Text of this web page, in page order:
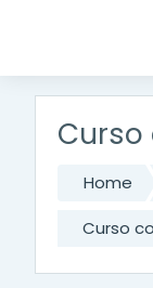
Curso
Home
Curso